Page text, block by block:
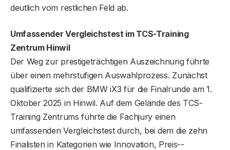
deutlich vom restlichen Feld ab.
Umfassender Vergleichstest im TCS-Training
Zentrum Hinwil
Der Weg zur prestigeträchtigen Auszeichnung führte
über einen mehrstufigen Auswahlprozess. Zunächst
qualifizierte sich der BMW iX3 für die Finalrunde am 1.
Oktober 2025 in Hinwil. Auf dem Gelände des TCS-
Training Zentrums führte die Fachjury einen
umfassenden Vergleichstest durch, bei dem die zehn
Finalisten in Kategorien wie Innovation, Preis-­